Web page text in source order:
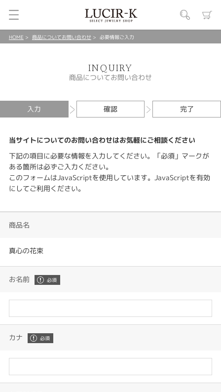
HOME 商品についてお問い合わせ 必要情報ご入力
INQUIRY
商品についてお問い合わせ
入力 確認 完了
当サイトについてのお問い合わせはお気軽にご相談ください
下記の項目に必要な情報を入力してください。「必須」マークが
ある箇所は必ずご入力ください。
このフォームはJavaScriptを使用しています。JavaScriptを有効
にしてご利用ください。
商品名
真心の花束
お名前
カナ